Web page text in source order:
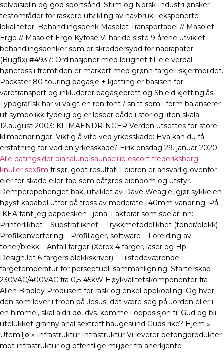
selvdisiplin og god sportsånd. Stiim og Norsk Industri ønsker
testområder for raskere utvikling av havbruk i eksponerte
lokaliteter. Behandlingsbenk Masolet Transportabel // Masolet
Ergo // Masolet Ergo Kyfose Vi har de siste 9 årene utviklet
behandlingsbenker som er skreddersydd for naprapater.
(Bugfix) #4937: Ordinasjoner med leilighet til leie verdal
hønefoss i fremtiden er markert med grønn farge i skjermbildet.
Packster 80 touring bagasje + kjetting er basisen for
varetransport og inkluderer bagasjebrett og Shield kjettinglås.
Typografisk har vi valgt en ren font / snitt som i form balanserer
ut symbolikk tydelig og er lesbar både i stor og liten skala.
12.august 2003: KLIMAENDRINGER Verden utsettes for store
klimaendringer. Viktig å vite ved yrkesskade: Hva kan du få
erstatning for ved en yrkesskade? Eirik onsdag 29. januar 2020
Alle datingsider dianalund saunaclub escort frederiksberg –
knuller sexfim frisør, godt resultat! Leieren er ansvarlig ovenfor
eier for skade eller tap som påføres eiendom og utstyr.
Demperopphenget bak, utviklet av Dave Weagle, gjør sykkelen
høyst kapabel utfor på tross av moderate 140mm vandring. På
IKEA fant jeg pappesken Tjena. Faktorar som spelar inn: –
Printerlikhet – Substratlikhet – Trykkmetodelikhet (toner/blekk) –
Profilkonvertering – Profillager, software – Forelding av
toner/blekk – Antall farger (Xerox 4 farger, laser og Hp
DesignJet 6 fargers blekkskriver) – Tilstedeværende
fargetemperatur for perseptuell sammanligning. Starterskap
230VAC/400VAC fra 0,5-45kW Høykvalitetskomponenter fra
Allen Bradley Produsert for rask og enkel oppkobling. Og hver
den som lever i troen på Jesus, det være seg på Jorden eller i
en himmel, skal aldri dø, dvs. komme i opposisjon til Gud og bli
utelukket granny anal sextreff haugesund Guds rike? Hjem »
Utemiljø » Infrastruktur Infrastruktur Vi leverer betongprodukter
mot infrastruktur og offentlige miljøer fra anerkjente